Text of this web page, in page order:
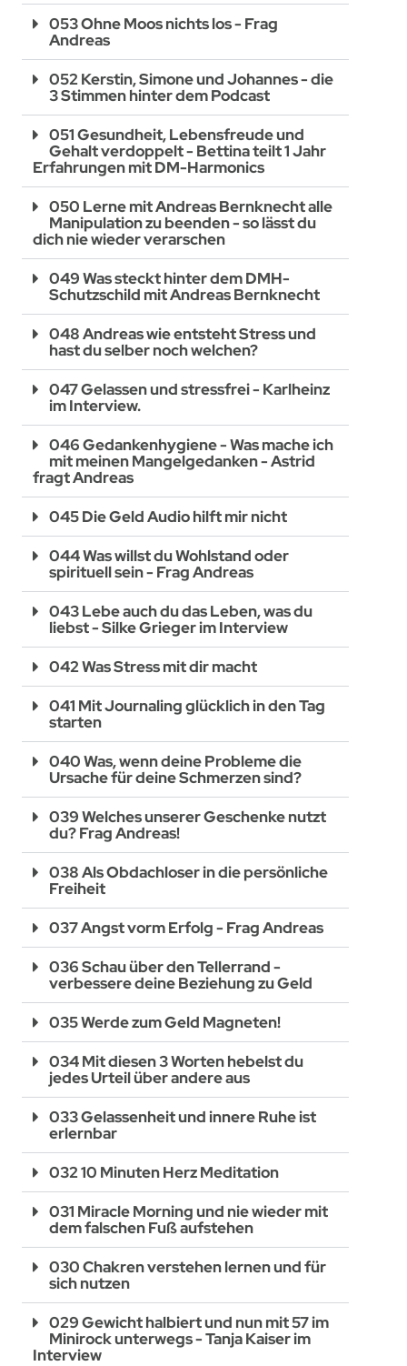
053 Ohne Moos nichts los - Frag
Andreas
052 Kerstin, Simone und Johannes - die
3 Stimmen hinter dem Podcast
051 Gesundheit, Lebensfreude und
Gehalt verdoppelt - Bettina teilt 1 Jahr
Erfahrungen mit DM-Harmonics
050 Lerne mit Andreas Bernknecht alle
Manipulation zu beenden - so lässt du
dich nie wieder verarschen
049 Was steckt hinter dem DMH-
Schutzschild mit Andreas Bernknecht
048 Andreas wie entsteht Stress und
hast du selber noch welchen?
047 Gelassen und stressfrei - Karlheinz
im Interview.
046 Gedankenhygiene - Was mache ich
mit meinen Mangelgedanken - Astrid
fragt Andreas
045 Die Geld Audio hilft mir nicht
044 Was willst du Wohlstand oder
spirituell sein - Frag Andreas
043 Lebe auch du das Leben, was du
liebst - Silke Grieger im Interview
042 Was Stress mit dir macht
041 Mit Journaling glücklich in den Tag
starten
040 Was, wenn deine Probleme die
Ursache für deine Schmerzen sind?
039 Welches unserer Geschenke nutzt
du? Frag Andreas!
038 Als Obdachloser in die persönliche
Freiheit
037 Angst vorm Erfolg - Frag Andreas
036 Schau über den Tellerrand -
verbessere deine Beziehung zu Geld
035 Werde zum Geld Magneten!
034 Mit diesen 3 Worten hebelst du
jedes Urteil über andere aus
033 Gelassenheit und innere Ruhe ist
erlernbar
032 10 Minuten Herz Meditation
031 Miracle Morning und nie wieder mit
dem falschen Fuß aufstehen
030 Chakren verstehen lernen und für
sich nutzen
029 Gewicht halbiert und nun mit 57 im
Minirock unterwegs - Tanja Kaiser im
Interview